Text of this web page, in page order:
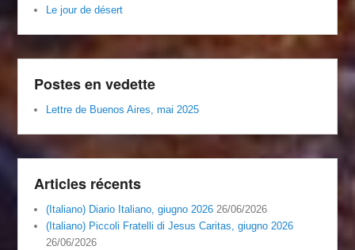
Le jour de désert
Postes en vedette
Lettre de Buenos Aires, mai 2025
Articles récents
(Italiano) Diario Italiano, giugno 2026 26/06/2026
(Italiano) Piccoli Fratelli di Jesus Caritas, giugno 2026
26/06/2026